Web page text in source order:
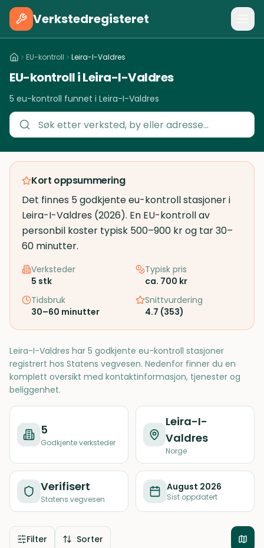
Verkstedregisteret
EU-kontroll Leira-I-Valdres
EU-kontroll i Leira-I-Valdres
5 eu-kontroll funnet i Leira-I-Valdres
Kort oppsummering
Det finnes 5 godkjente eu-kontroll stasjoner i
Leira-I-Valdres (2026). En EU-kontroll av
personbil koster typisk 500–900 kr og tar 30–
60 minutter.
Verksteder
5 stk
Typisk pris
ca. 700 kr
Tidsbruk
30–60 minutter
Snittvurdering
4.7 (353)
Leira-I-Valdres har 5 godkjente eu-kontroll stasjoner
registrert hos Statens vegvesen. Nedenfor finner du en
komplett oversikt med kontaktinformasjon, tjenester og
beliggenhet.
5
Godkjente verksteder
Leira-I-
Valdres
Norge
Verifisert
Statens vegvesen
August 2026
Sist oppdatert
Filter Sorter